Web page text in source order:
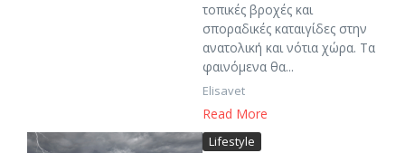
τοπικές βροχές και
σποραδικές καταιγίδες στην
ανατολική και νότια χώρα. Τα
φαινόμενα θα...
Elisavet
Read More
Lifestyle